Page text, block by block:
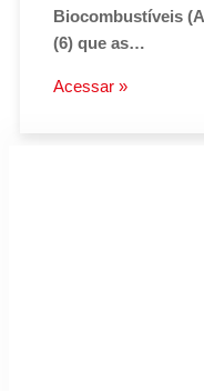
Biocombustíveis
(6) que as…
Acessar »